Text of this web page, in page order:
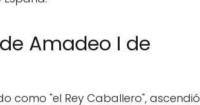
Amadeo I de
como "el Rey Caballero", ascendió